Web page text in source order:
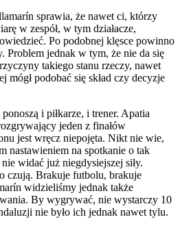
sprawia, że nawet ci, którzy
w zespół, w tym działacze,
Po podobnej klęsce powinno
Problem jednak w tym, że nie da się
takiego stanu rzeczy, nawet
mógł podobać się skład czy decyzje
i piłkarze, i trener. Apatia
jeden z finałów
jest wręcz niepojęta. Nikt nie wie,
nastawieniem na spotkanie o tak
widać już niegdysiejszej siły.
czują. Brakuje futbolu, brakuje
widzieliśmy jednak także
By wygrywać, nie wystarczy 10
nie było ich jednak nawet tylu.